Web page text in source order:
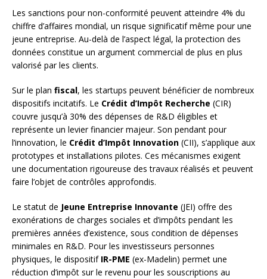
Les sanctions pour non-conformité peuvent atteindre 4% du
chiffre d’affaires mondial, un risque significatif même pour une
jeune entreprise. Au-delà de l’aspect légal, la protection des
données constitue un argument commercial de plus en plus
valorisé par les clients.
Sur le plan fiscal, les startups peuvent bénéficier de nombreux
dispositifs incitatifs. Le Crédit d’Impôt Recherche (CIR)
couvre jusqu’à 30% des dépenses de R&D éligibles et
représente un levier financier majeur. Son pendant pour
l’innovation, le Crédit d’Impôt Innovation (CII), s’applique aux
prototypes et installations pilotes. Ces mécanismes exigent
une documentation rigoureuse des travaux réalisés et peuvent
faire l’objet de contrôles approfondis.
Le statut de Jeune Entreprise Innovante (JEI) offre des
exonérations de charges sociales et d’impôts pendant les
premières années d’existence, sous condition de dépenses
minimales en R&D. Pour les investisseurs personnes
physiques, le dispositif IR-PME (ex-Madelin) permet une
réduction d’impôt sur le revenu pour les souscriptions au